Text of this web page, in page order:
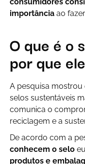
importância ao
O que é o
por que
A pesquisa mostrou
selos sustentáveis
comunica o
reciclagem e a
De acordo com a
conhecem o selo eu
produtos e